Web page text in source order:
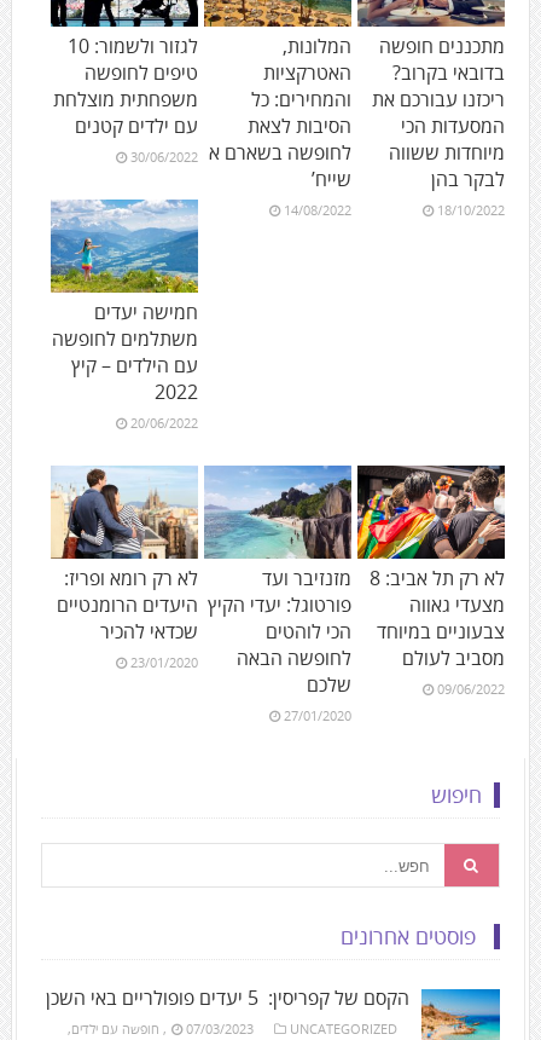
מתכננים חופשה
בדובאי בקרוב?
ריכזנו עבורכם את
המסעדות הכי
מיוחדות ששווה
לבקר בהן
18/10/2022
המלונות,
האטרקציות
והמחירים: כל
הסיבות לצאת
לחופשה בשארם א
שייח’
14/08/2022
לגזור ולשמור: 10
טיפים לחופשה
משפחתית מוצלחת
עם ילדים קטנים
30/06/2022
חמישה יעדים
משתלמים לחופשה
עם הילדים – קיץ
2022
20/06/2022
לא רק תל אביב: 8
מצעדי גאווה
צבעוניים במיוחד
מסביב לעולם
09/06/2022
מזנזיבר ועד
פורטוגל: יעדי הקיץ
הכי לוהטים
לחופשה הבאה
שלכם
27/01/2020
לא רק רומא ופריז:
היעדים הרומנטיים
שכדאי להכיר
23/01/2020
חיפוש
פוסטים אחרונים
הקסם של קפריסין: 5 יעדים פופולריים באי השכן
07/03/2023 UNCATEGORIZED
, חופשה עם ילדים,